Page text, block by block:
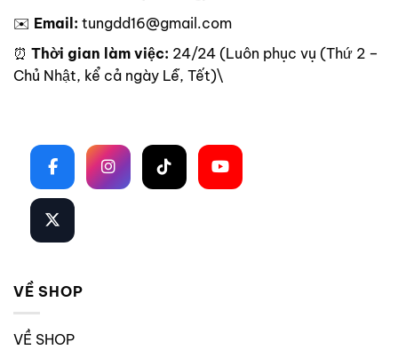
✉️ Email: tungdd16@gmail.com
⏰ Thời gian làm việc: 24/24 (Luôn phục vụ (Thứ 2 –
Chủ Nhật, kể cả ngày Lễ, Tết)\
VỀ SHOP
VỀ SHOP